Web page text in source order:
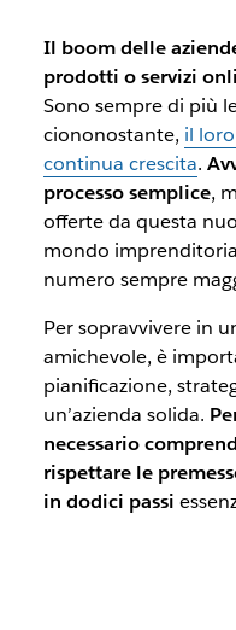
Prendi nota di 12
un mercato online
Il team di Slack
4 giugno 2025
Il boom delle
prodotti o servizi
Sono sempre di più
ciononostante, il
continua crescita.
processo semplice,
offerte da questa
mondo
numero sempre
Per sopravvivere in
amichevole, è
pianificazione,
un’azienda solida.
necessario
rispettare le
in dodici passi